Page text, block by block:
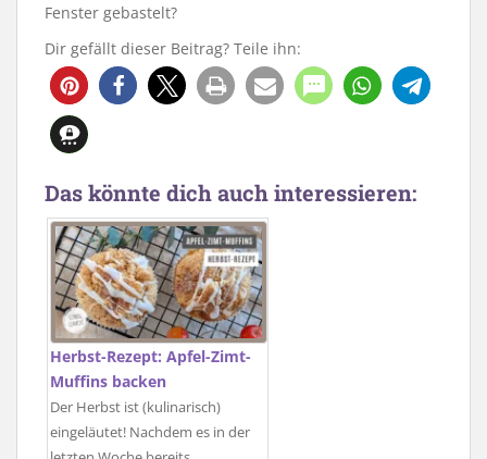
Fenster gebastelt?
Dir gefällt dieser Beitrag? Teile ihn:
1536
6
91
Das könnte dich auch interessieren:
Herbst-Rezept: Apfel-Zimt-
Muffins backen
Der Herbst ist (kulinarisch)
eingeläutet! Nachdem es in der